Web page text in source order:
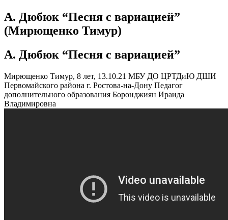
А. Дюбюк “Песня с вариацией”
(Мирющенко Тимур)
А. Дюбюк “Песня с вариацией”
Мирющенко Тимур, 8 лет, 13.10.21 МБУ ДО ЦРТДиЮ ДШИ
Первомайского района г. Ростова-на-Дону Педагог
дополнительного образования Боронджиян Ираида
Владимировна